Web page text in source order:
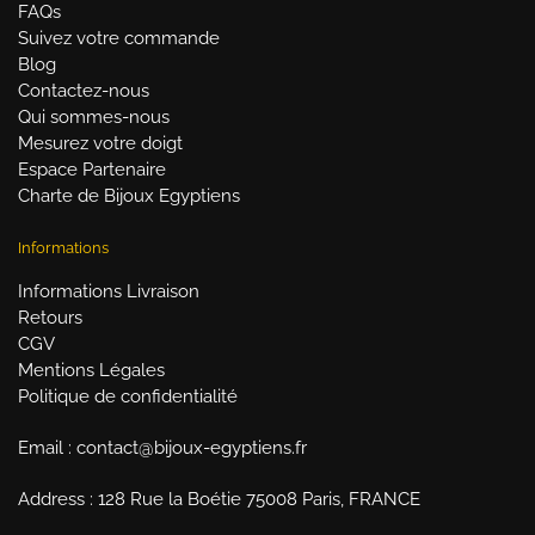
FAQs
Suivez votre commande
Blog
Contactez-nous
Qui sommes-nous
Mesurez votre doigt
Espace Partenaire
Charte de Bijoux Egyptiens
Informations
Informations Livraison
Retours
CGV
Mentions Légales
Politique de confidentialité
Email : contact@bijoux-egyptiens.fr
Address : 128 Rue la Boétie 75008 Paris, FRANCE